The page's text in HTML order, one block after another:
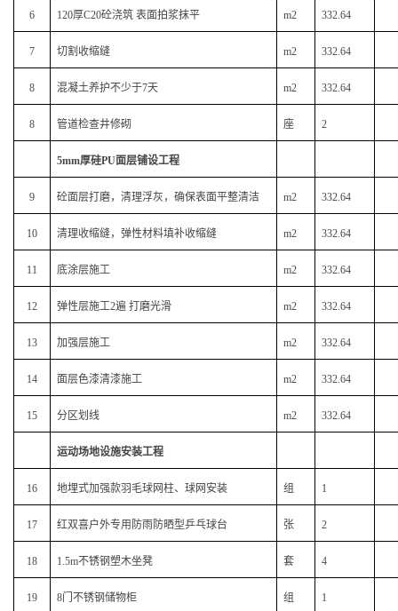
6 120厚C20砼浇筑 表面拍浆抹平 m2 332.64
7 切割收缩缝 m2 332.64
8 混凝土养护不少于7天 m2 332.64
8 管道检查井修砌 座 2
5mm厚硅PU面层铺设工程
9 砼面层打磨，清理浮灰，确保表面平整清洁 m2 332.64
10 清理收缩缝，弹性材料填补收缩缝 m2 332.64
11 底涂层施工 m2 332.64
12 弹性层施工2遍 打磨光滑 m2 332.64
13 加强层施工 m2 332.64
14 面层色漆清漆施工 m2 332.64
15 分区划线 m2 332.64
运动场地设施安装工程
16 地埋式加强款羽毛球网柱、球网安装 组 1
17 红双喜户外专用防雨防晒型乒乓球台 张 2
18 1.5m不锈钢塑木坐凳 套 4
19 8门不锈钢储物柜 组 1